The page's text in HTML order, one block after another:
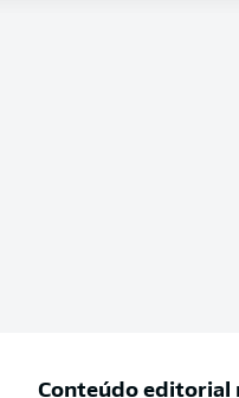
Conteúdo editorial